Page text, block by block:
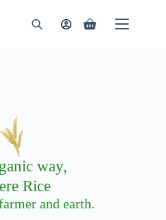
Shopping
way,
Rice
and earth.